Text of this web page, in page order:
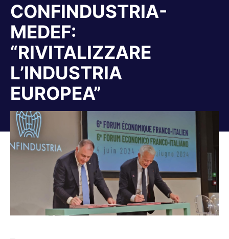
CONFINDUSTRIA-
MEDEF:
“RIVITALIZZARE
L’INDUSTRIA
EUROPEA”
Tu sei qui: